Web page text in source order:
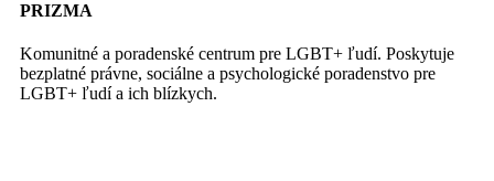
PRIZMA
Komunitné a poradenské centrum pre LGBT+ ľudí. Poskytuje
bezplatné právne, sociálne a psychologické poradenstvo pre
LGBT+ ľudí a ich blízkych.